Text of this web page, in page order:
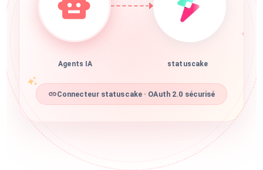
Agents IA statuscake
Connecteur statuscake · OAuth 2.0 sécurisé